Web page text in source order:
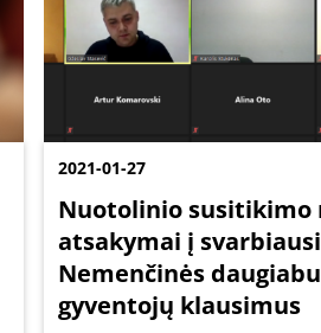
2021-01-27
Nuotolinio susitikimo
atsakymai į
Nemenčinės
gyventojų klausimus